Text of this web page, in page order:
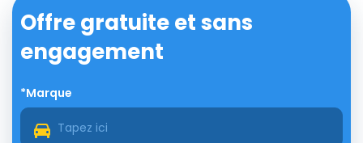
Offre gratuite et sans
engagement
*Marque